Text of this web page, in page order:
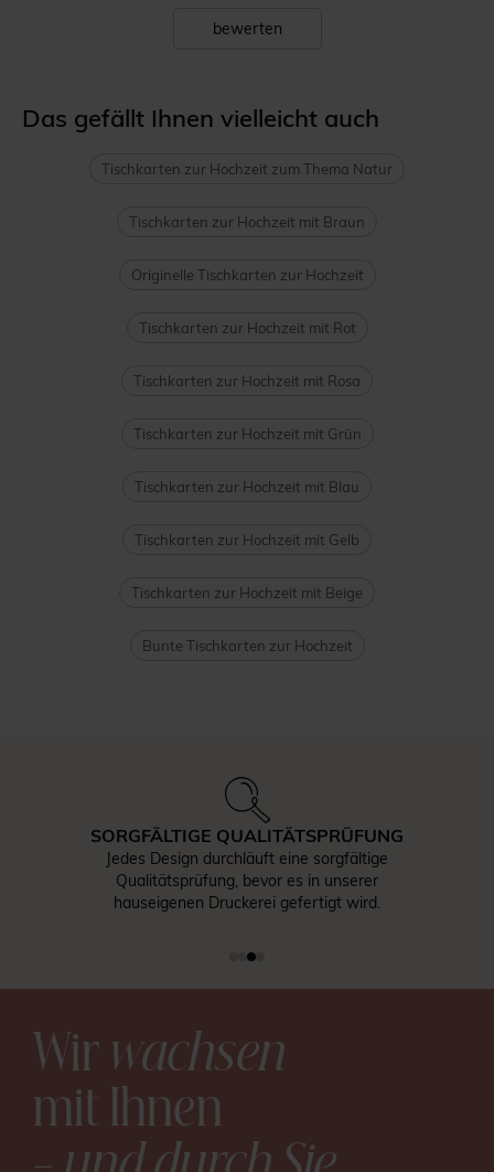
bewerten
Das gefällt Ihnen vielleicht auch
Tischkarten zur Hochzeit zum Thema Natur
Tischkarten zur Hochzeit mit Braun
Originelle Tischkarten zur Hochzeit
Tischkarten zur Hochzeit mit Rot
Tischkarten zur Hochzeit mit Rosa
Tischkarten zur Hochzeit mit Grün
Tischkarten zur Hochzeit mit Blau
Tischkarten zur Hochzeit mit Gelb
Tischkarten zur Hochzeit mit Beige
Bunte Tischkarten zur Hochzeit
SORGFÄLTIGE QUALITÄTSPRÜFUNG
Jedes Design durchläuft eine sorgfältige
Qualitätsprüfung, bevor es in unserer
hauseigenen Druckerei gefertigt wird.
Wirwachsen
mit Ihnen